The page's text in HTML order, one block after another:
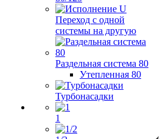
Переход с одной
системы на другую
Раздельная система 80
Утепленная 80
Турбонасадки
1